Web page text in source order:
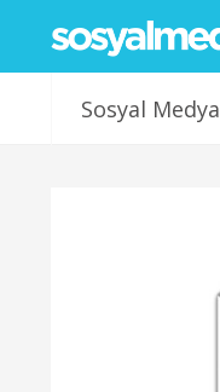
Sosyal Medya